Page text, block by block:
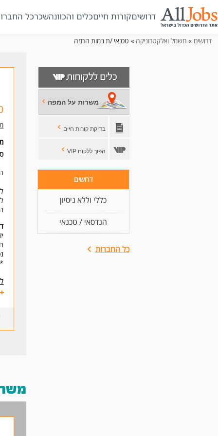
דרושיםקורות חייםכלים והכוונהשכרכל
דרושים » חשמל ואלקטרוניקה » טכנאי /ת במות הרמה
משרות על המפה
בדיקת קורות חיים
הפוך ללקוח VIP
דרושים
כללי וללא ניסיון
הנדסאי / טכנאי
כל החברות